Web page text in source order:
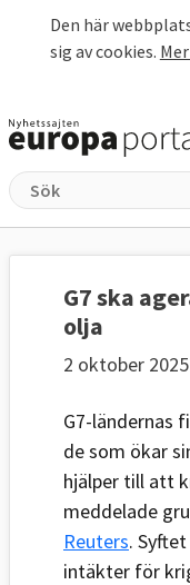
Den här
sig av cookies.
G7 ska
olja
2 oktober 2025
G7-ländernas
de som ökar
hjälper till att
meddelade
Reuters.
intäkter för